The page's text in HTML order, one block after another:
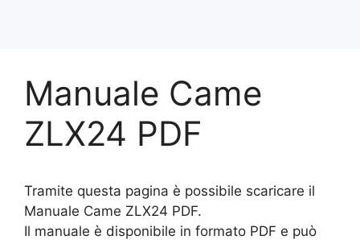
Manuale Came
ZLX24 PDF
Tramite questa pagina è possibile scaricare il
Manuale Came ZLX24 PDF.
Il manuale è disponibile in formato PDF e può